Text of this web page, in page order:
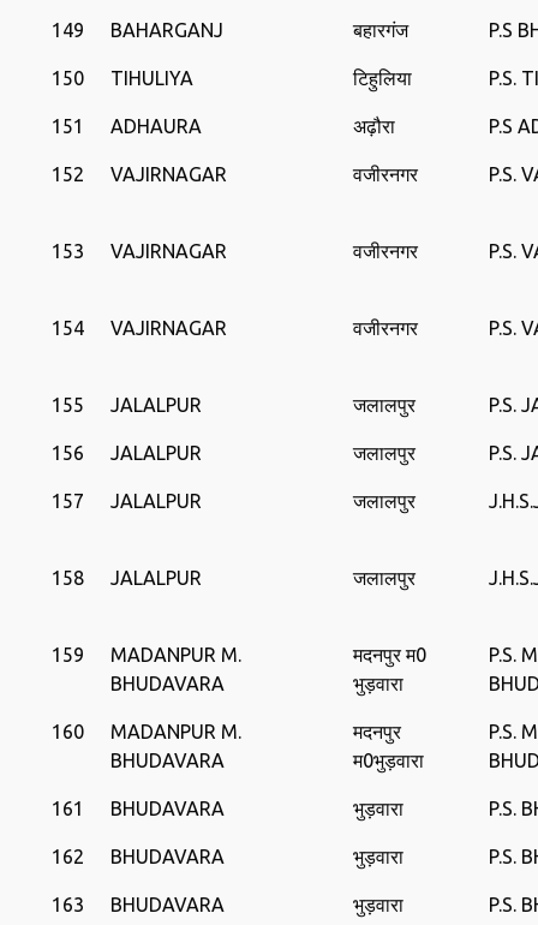
149 BAHARGANJ बहारगंज P.S
150 TIHULIYA टिहुलिया P.S.
151 ADHAURA अढ़ौरा P.S
152 VAJIRNAGAR वजीरनगर P.S.
153 VAJIRNAGAR वजीरनगर P.S.
154 VAJIRNAGAR वजीरनगर P.S.
155 JALALPUR जलालपुर P.S.
156 JALALPUR जलालपुर P.S.
157 JALALPUR जलालपुर
158 JALALPUR जलालपुर
159
MADANPUR M.
BHUDAVARA
मदनपुर म0
भुड़वारा
P.S.
160
MADANPUR M.
BHUDAVARA
मदनपुर
म0भुड़वारा
P.S.
161 BHUDAVARA भुड़वारा P.S.
162 BHUDAVARA भुड़वारा P.S.
163 BHUDAVARA भुड़वारा P.S.